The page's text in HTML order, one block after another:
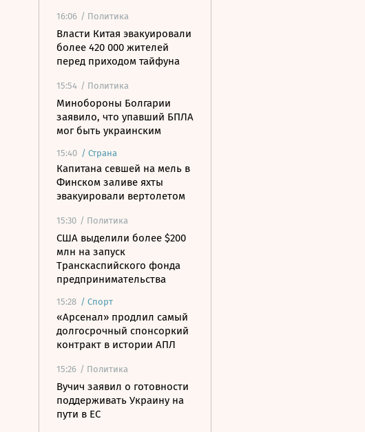
16:06 / Политика
Власти Китая эвакуировали
более 420 000 жителей
перед приходом тайфуна
15:54 / Политика
Минобороны Болгарии
заявило, что упавший БПЛА
мог быть украинским
15:40 / Страна
Капитана севшей на мель в
Финском заливе яхты
эвакуировали вертолетом
15:30 / Политика
США выделили более $200
млн на запуск
Транскаспийского фонда
предпринимательства
15:28 / Спорт
«Арсенал» продлил самый
долгосрочный спонсоркий
контракт в истории АПЛ
15:26 / Политика
Вучич заявил о готовности
поддерживать Украину на
пути в ЕС